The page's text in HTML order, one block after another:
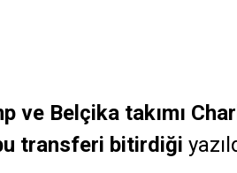
ve Belçika takımı
transferi bitirdiği